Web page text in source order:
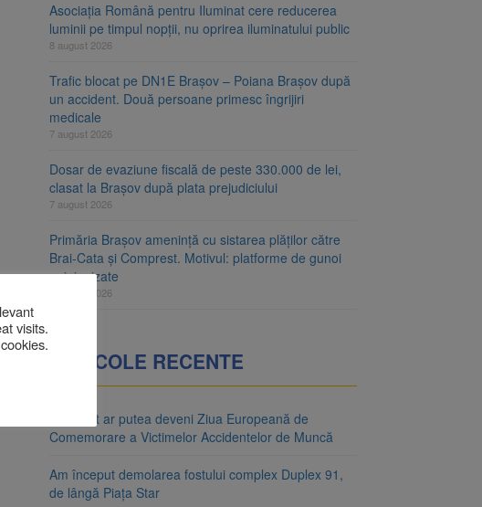
Asociația Română pentru Iluminat cere reducerea
luminii pe timpul nopții, nu oprirea iluminatului public
8 august 2026
Trafic blocat pe DN1E Brașov – Poiana Brașov după
un accident. Două persoane primesc îngrijiri
medicale
7 august 2026
Dosar de evaziune fiscală de peste 330.000 de lei,
clasat la Brașov după plata prejudiciului
7 august 2026
Primăria Brașov amenință cu sistarea plăților către
Brai-Cata și Comprest. Motivul: platforme de gunoi
neigienizate
7 august 2026
ARTICOLE RECENTE
8 august ar putea deveni Ziua Europeană de
Comemorare a Victimelor Accidentelor de Muncă
Am început demolarea fostului complex Duplex 91,
de lângă Piața Star
visits.